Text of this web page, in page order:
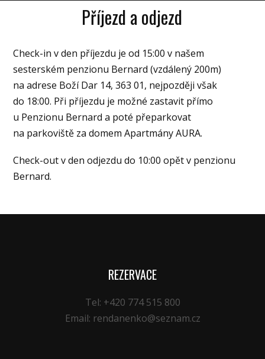
Příjezd a odjezd
Check-in v den příjezdu je od 15:00 v našem
sesterském penzionu Bernard (vzdálený 200m)
na adrese Boží Dar 14, 363 01, nejpozději však
do 18:00. Při příjezdu je možné zastavit přímo
u Penzionu Bernard a poté přeparkovat
na parkoviště za domem Apartmány AURA.
Check-out v den odjezdu do 10:00 opět v penzionu
Bernard.
REZERVACE
Tel: +420 774 515 800
Email: rendanenko@seznam.cz